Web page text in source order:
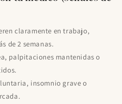
claramente en trabajo,
de 2 semanas.
palpitaciones mantenidas o
insomnio grave o